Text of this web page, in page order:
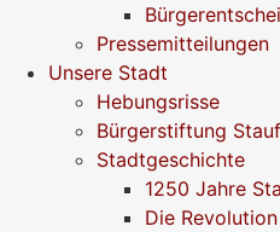
Pressemitteilungen
Unsere Stadt
Hebungsrisse
Bürgerstiftung
Stadtgeschichte
1250 Jahre
Die